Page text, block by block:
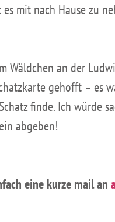
mit nach Hause zu
an der
gehofft – es
finde. Ich
abgeben!
eine kurze mail an